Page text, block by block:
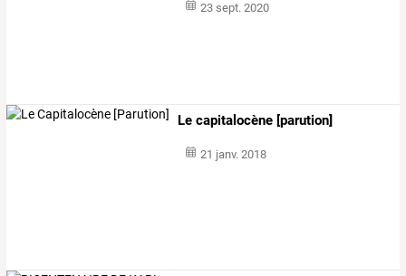
23 sept. 2020
Le capitalocène [parution]
21 janv. 2018